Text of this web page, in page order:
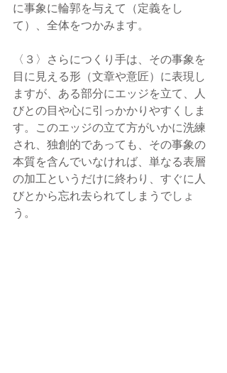
に事象に輪郭を与えて（定義をし
て）、全体をつかみます。
〈３〉さらにつくり手は、その事象を
目に見える形（文章や意匠）に表現し
ますが、ある部分にエッジを立て、人
びとの目や心に引っかかりやすくしま
す。このエッジの立て方がいかに洗練
され、独創的であっても、その事象の
本質を含んでいなければ、単なる表層
の加工というだけに終わり、すぐに人
びとから忘れ去られてしまうでしょ
う。